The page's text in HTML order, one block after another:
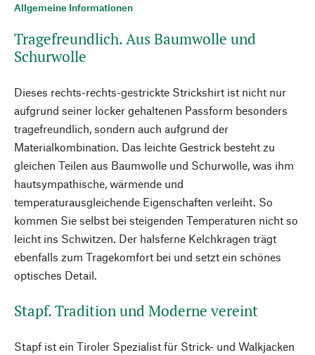
Allgemeine Informationen
Tragefreundlich. Aus Baumwolle und
Schurwolle
Dieses rechts-rechts-gestrickte Strickshirt ist nicht nur
aufgrund seiner locker gehaltenen Passform besonders
tragefreundlich, sondern auch aufgrund der
Materialkombination. Das leichte Gestrick besteht zu
gleichen Teilen aus Baumwolle und Schurwolle, was ihm
hautsympathische, wärmende und
temperaturausgleichende Eigenschaften verleiht. So
kommen Sie selbst bei steigenden Temperaturen nicht so
leicht ins Schwitzen. Der halsferne Kelchkragen trägt
ebenfalls zum Tragekomfort bei und setzt ein schönes
optisches Detail.
Stapf. Tradition und Moderne vereint
Stapf ist ein Tiroler Spezialist für Strick- und Walkjacken